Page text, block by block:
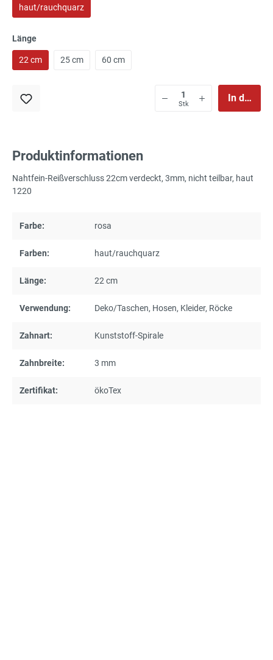
haut/rauchquarz
Länge
22 cm 25 cm 60 cm
Stk
In den
Produktinformationen
Nahtfein-Reißverschluss 22cm verdeckt, 3mm, nicht teilbar, haut
1220
Farbe: rosa
Farben: haut/rauchquarz
Länge: 22 cm
Verwendung: Deko/Taschen, Hosen, Kleider, Röcke
Zahnart: Kunststoff-Spirale
Zahnbreite: 3 mm
Zertifikat: ökoTex